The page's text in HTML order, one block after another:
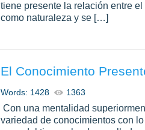
tiene presente la relación entre
como naturaleza y se […]
El Conocimiento
Words: 1428 1363
Con una mentalidad
variedad de conocimientos con